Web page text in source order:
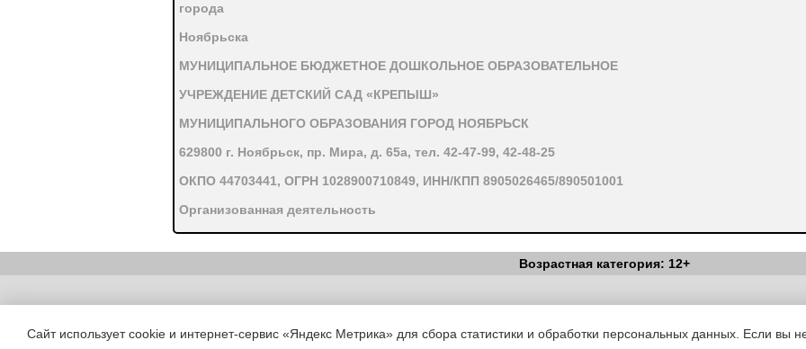
города
Ноябрьска
МУНИЦИПАЛЬНОЕ БЮДЖЕТНОЕ ДОШКОЛЬНОЕ ОБРАЗОВАТЕЛЬНОЕ
УЧРЕЖДЕНИЕ ДЕТСКИЙ САД «КРЕПЫШ»
МУНИЦИПАЛЬНОГО ОБРАЗОВАНИЯ ГОРОД НОЯБРЬСК
629800 г. Ноябрьск, пр. Мира, д. 65а, тел. 42-47-99, 42-48-25
ОКПО 44703441, ОГРН 1028900710849, ИНН/КПП 8905026465/890501001
Организованная деятельность
для 2-й младшей группы
Возрастная категория: 12+
Copyright (c) |Вестник Педагога|Об издании|Условия|Политика
Сайт использует cookie и интернет-сервис «Яндекс Метрика» для сбора статистики и обработки персональных данных. Если вы